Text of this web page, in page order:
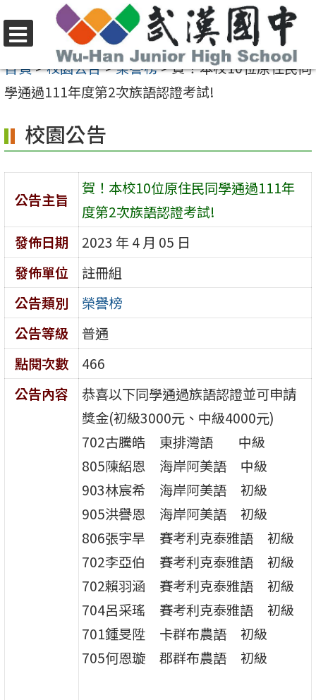
至
要
容
區
選
單
首頁>校園公告>榮譽榜>賀！本校10位原住民同
學通過111年度第2次族語認證考試!
校園公告
公告主旨
賀！本校10位原住民同學通過111年
度第2次族語認證考試!
發佈日期
2023 年 4 月 05 日
發佈單位
註冊組
公告類別
榮譽榜
公告等級
普通
點閱次數
466
公告內容
恭喜以下同學通過族語認證並可申請
獎金(初級3000元、中級4000元)
702古騰皓 東排灣語 中級
805陳紹恩 海岸阿美語 中級
903林宸希 海岸阿美語 初級
905洪譽恩 海岸阿美語 初級
806張宇旱 賽考利克泰雅語 初級
702李亞伯 賽考利克泰雅語 初級
702賴羽涵 賽考利克泰雅語 初級
704呂采瑤 賽考利克泰雅語 初級
701鍾旻陞 卡群布農語 初級
705何恩璇 郡群布農語 初級